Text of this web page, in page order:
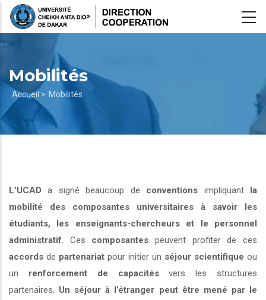
Aller
Mobilités
Fil
d'Ariane
Accueil > Mobilités
L’UCAD a signé beaucoup de conventions impliquant la
mobilité des composantes universitaires à savoir les
étudiants, les enseignants-chercheurs et le personnel
administratif . Ces composantes peuvent profiter de ces
accords de partenariat pour initier un séjour scientifique ou
un renforcement de capacitésvers les structures
partenaires. Un séjour à l’étranger peut être mené par le